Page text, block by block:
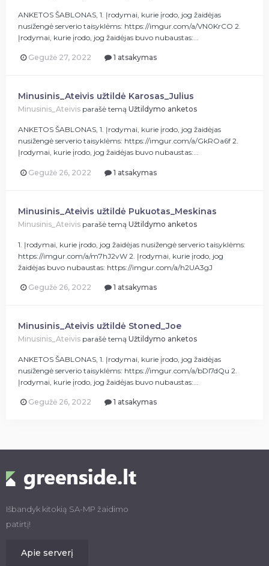
ANKETOS ŠABLONAS, 1. Įrodymai, kurie įrodo, jog žaidėjas
nusižengė serverio taisyklėms: https://imgur.com/a/VN0KrCO 2.
Įrodymai, kurie įrodo, jog žaidėjas buvo nubaustas:...
Gegužė 27, 2022 1 atsakymas
Minusinis_Ateivis užtildė Karosas_Julius
Minusinis_Ateivis parašė temą Užtildymo anketos
ANKETOS ŠABLONAS, 1. Įrodymai, kurie įrodo, jog žaidėjas
nusižengė serverio taisyklėms: https://imgur.com/a/GkROa6f 2.
Įrodymai, kurie įrodo, jog žaidėjas buvo nubaustas:...
Gegužė 26, 2022 1 atsakymas
Minusinis_Ateivis užtildė Pukuotas_Meskinas
Minusinis_Ateivis parašė temą Užtildymo anketos
1. Įrodymai, kurie įrodo, jog žaidėjas nusižengė serverio taisyklėms:
https://imgur.com/a/m7hJ2vW 2. Įrodymai, kurie įrodo, jog
žaidėjas buvo nubaustas: https://imgur.com/a/h2UA3gJ
Gegužė 26, 2022 1 atsakymas
Minusinis_Ateivis užtildė Stoned_Joe
Minusinis_Ateivis parašė temą Užtildymo anketos
ANKETOS ŠABLONAS, 1. Įrodymai, kurie įrodo, jog žaidėjas
nusižengė serverio taisyklėms: https://imgur.com/a/bDl7dQu 2.
Įrodymai, kurie įrodo, jog žaidėjas buvo nubaustas:...
Gegužė 26, 2022 1 atsakymas
Išbandyk kitokią SA-MP žaidimo
patirtį!
Apie serverį